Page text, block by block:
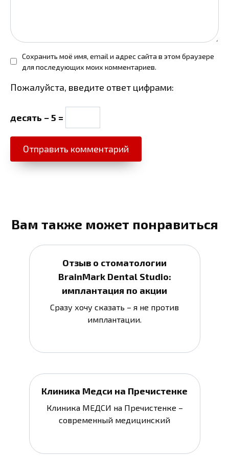
Сохранить моё имя, email и адрес сайта в этом браузере
для последующих моих комментариев.
Пожалуйста, введите ответ цифрами:
десять − 5 =
Вам также может понравиться
Отзыв о стоматологии
BrainMark Dental Studio:
имплантация по акции
Сразу хочу сказать – я не против
имплантации.
Клиника Медси на Пречистенке
Клиника МЕДСИ на Пречистенке –
современный медицинский